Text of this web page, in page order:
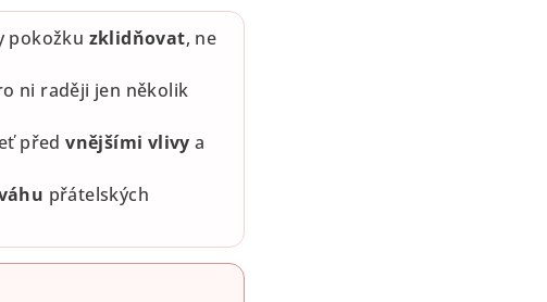
pokožku zklidňovat, ne
ni raději jen několik
předvnějšími vlivy a
přátelských